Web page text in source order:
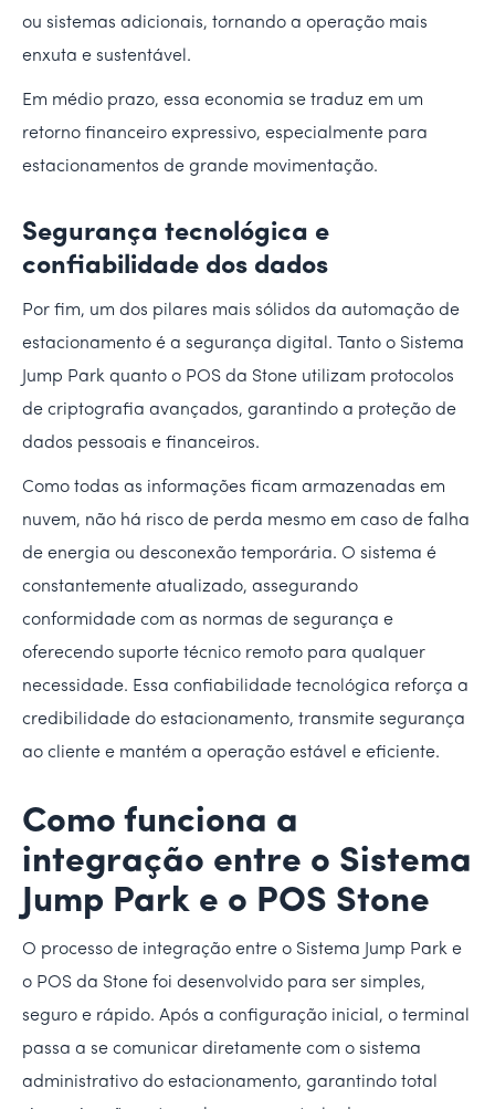
ou sistemas adicionais, tornando a operação mais
enxuta e sustentável.
Em médio prazo, essa economia se traduz em um
retorno financeiro expressivo, especialmente para
estacionamentos de grande movimentação.
Segurança tecnológica e
confiabilidade dos dados
Por fim, um dos pilares mais sólidos da automação de
estacionamento é a segurança digital. Tanto o Sistema
Jump Park quanto o POS da Stone utilizam protocolos
de criptografia avançados, garantindo a proteção de
dados pessoais e financeiros.
Como todas as informações ficam armazenadas em
nuvem, não há risco de perda mesmo em caso de falha
de energia ou desconexão temporária. O sistema é
constantemente atualizado, assegurando
conformidade com as normas de segurança e
oferecendo suporte técnico remoto para qualquer
necessidade. Essa confiabilidade tecnológica reforça a
credibilidade do estacionamento, transmite segurança
ao cliente e mantém a operação estável e eficiente.
Como funciona a
integração entre o Sistema
Jump Park e o POS Stone
O processo de integração entre o Sistema Jump Park e
o POS da Stone foi desenvolvido para ser simples,
seguro e rápido. Após a configuração inicial, o terminal
passa a se comunicar diretamente com o sistema
administrativo do estacionamento, garantindo total